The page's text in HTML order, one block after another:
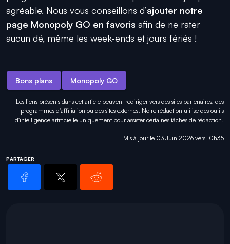
agréable. Nous vous conseillons d’ajouter notre
page Monopoly GO en favoris afin de ne rater
aucun dé, même les week-ends et jours fériés !
Bons plans Monopoly GO
Les liens présents dans cet article peuvent rediriger vers des sites partenaires, des
programmes d'affiliation ou des sites externes. Notre rédaction utilise des outils
d'intelligence artificielle uniquement pourassister certaines tâches de rédaction.
Mis à jour le 03 Juin 2026 vers 10h35
PARTAGER